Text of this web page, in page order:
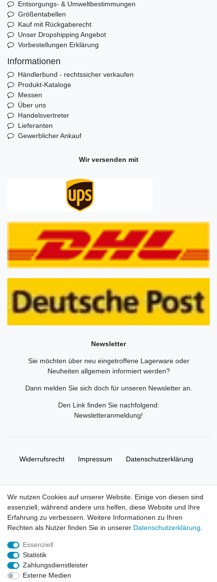
Entsorgungs- & Umweltbestimmungen
Größentabellen
Kauf mit Rückgaberecht
Unser Dropshipping Angebot
Vorbestellungen Erklärung
Informationen
Händlerbund - rechtssicher verkaufen
Produkt-Kataloge
Messen
Über uns
Handelsvertreter
Lieferanten
Gewerblicher Ankauf
Wir versenden mit
Newsletter
Sie möchten über neu eingetroffene Lagerware oder
Neuheiten allgemein informiert werden?
Dann melden Sie sich doch für unseren Newsletter an.
Den Link finden Sie nachfolgend:
Newsletteranmeldung!
Widerrufs­recht Impressum Daten­schutz­erklärung
© Copyright 2026 | Alle Rechte vorbehalten. HL-
Handelsgesellschaft mbH.
Alle Markennamen, Warenzeichen sowie sämtliche Produktbilder
und Beschreibungen sind Eigentum Ihrer rechtmäßigen
Eigentümer und dienen hier nur der Beschreibung.
Wir nutzen Cookies auf unserer Website. Einige von diesen sind
essenziell, während andere uns helfen, diese Website und Ihre
Erfahrung zu verbessern. Weitere Informationen zu Ihren
Rechten als Nutzer finden Sie in unserer Daten­schutz­erklärung
Essenziell
Statistik
Zahlungsdienstleister
Externe Medien